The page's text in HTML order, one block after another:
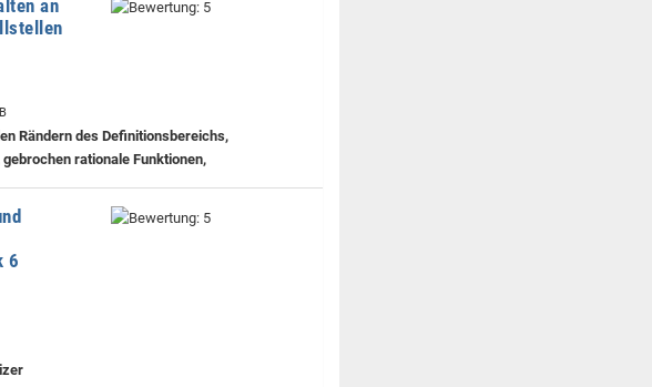
an
Rändern des Definitionsbereichs,
rationale Funktionen,
6